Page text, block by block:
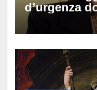
d’urgenza
vacanza:
Lady Gucci